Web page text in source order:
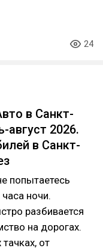
24
в Санкт-
август 2026.
в Санкт-
попытаетесь
ночи.
разбивается
на дорогах.
от